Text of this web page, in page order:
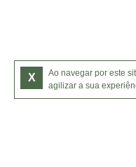
Ao navegar por este
agilizar a sua
X